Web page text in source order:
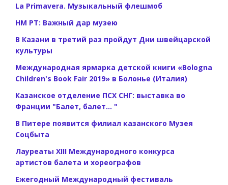
La Primavera. Музыкальный флешмоб
НМ РТ: Важный дар музею
В Казани в третий раз пройдут Дни швейцарской
культуры
Международная ярмарка детской книги «Bologna
Children's Book Fair 2019» в Болонье (Италия)
Казанское отделение ПСХ СНГ: выставка во
Франции "Балет, балет... "
В Питере появится филиал казанского Музея
Соцбыта
Лауреаты XIII Международного конкурса
артистов балета и хореографов
Ежегодный Международный фестиваль